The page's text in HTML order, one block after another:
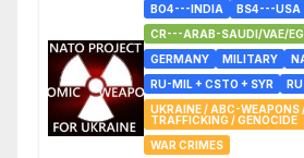
BO4---INDIA
BS4---USA
CR---ARAB-SAUDI/VAE/
GERMANY
MILITARY
RU-MIL + CSTO + SYR
UKRAINE / ABC-WEAPONS
TRAFFICKING / GENOCIDE
WAR CRIMES